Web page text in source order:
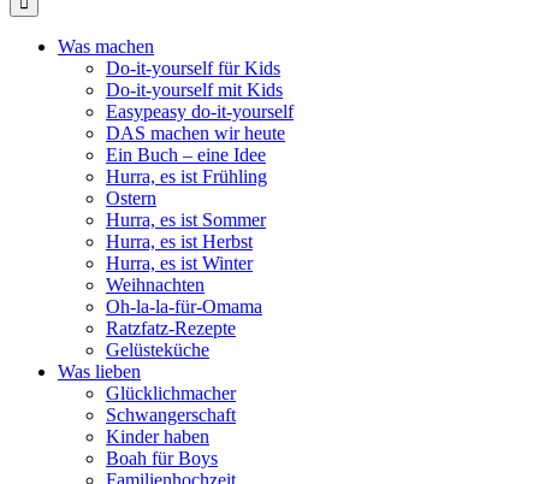
Was machen
Do-it-yourself für Kids
Do-it-yourself mit Kids
Easypeasy do-it-yourself
DAS machen wir heute
Ein Buch – eine Idee
Hurra, es ist Frühling
Ostern
Hurra, es ist Sommer
Hurra, es ist Herbst
Hurra, es ist Winter
Weihnachten
Oh-la-la-für-Omama
Ratzfatz-Rezepte
Gelüsteküche
Was lieben
Glücklichmacher
Schwangerschaft
Kinder haben
Boah für Boys
Familienhochzeit